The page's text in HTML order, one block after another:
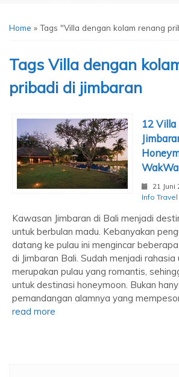
Home » Tags "Villa dengan kolam renang
Tags Villa dengan
pribadi di jimbaran
12 Villa
21 Juni
Info Travel
Kawasan Jimbaran di Bali menjadi
untuk berbulan madu. Kebanyakan
datang ke pulau ini mengincar
di Jimbaran Bali. Sudah menjadi rahasia
merupakan pulau yang romantis,
untuk destinasi honeymoon. Bukan
pemandangan alamnya yang
read more